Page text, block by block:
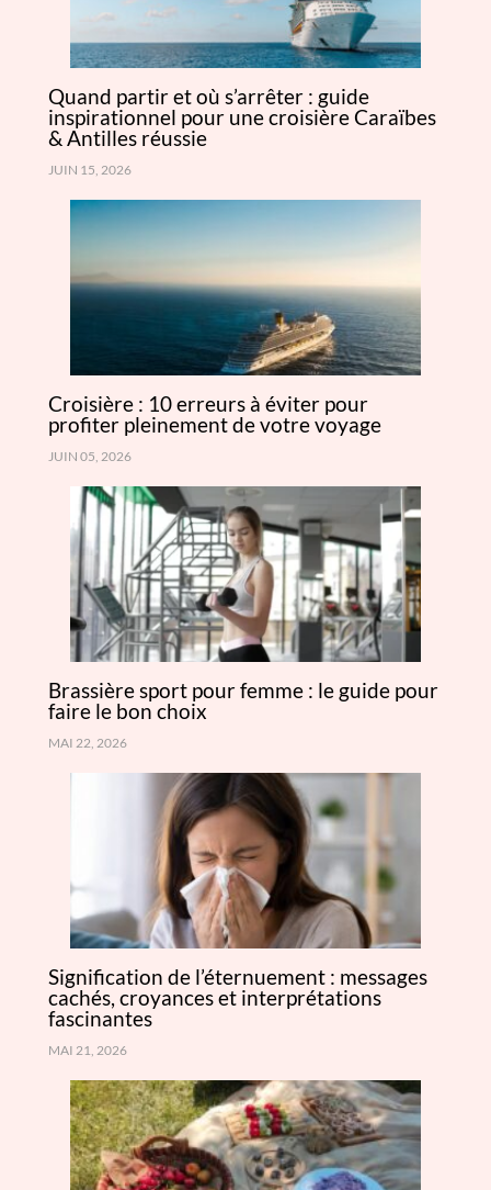
Quand partir et où s’arrêter : guide
inspirationnel pour une croisière Caraïbes
& Antilles réussie
JUIN 15, 2026
Croisière : 10 erreurs à éviter pour
profiter pleinement de votre voyage
JUIN 05, 2026
Brassière sport pour femme : le guide pour
faire le bon choix
MAI 22, 2026
Signification de l’éternuement : messages
cachés, croyances et interprétations
fascinantes
MAI 21, 2026